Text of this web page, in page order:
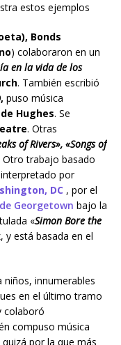
estos ejemplos
Bonds
) colaboraron en un
en la vida de los
. También escribió
puso música
de Hughes. Se
. Otras
of Rivers», «Songs of
Otro trabajo basado
por
DC , por el
Georgetown bajo la
«Simon Bore the
y está basada en el
innumerables
en el último tramo
colaboró
compuso música
por la que más